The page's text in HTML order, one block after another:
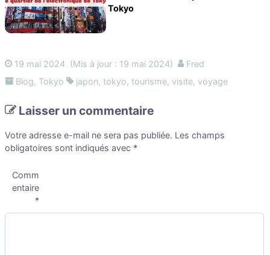
Tokyo
19 mai 2024 (Mis à jour : 19 mai 2024)
Fred
Blog, Tokyo japon, tokyo, tourisme, visite, voyage
Laisser un commentaire
Votre adresse e-mail ne sera pas publiée. Les champs
obligatoires sont indiqués avec *
Comm
entaire
*